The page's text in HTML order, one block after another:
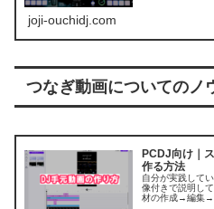
joji-ouchidj.com
つなぎ動画についてのノ
PCDJ向け｜
作る方法
自分が実践して
像付きで説明し
材の作成→編集→